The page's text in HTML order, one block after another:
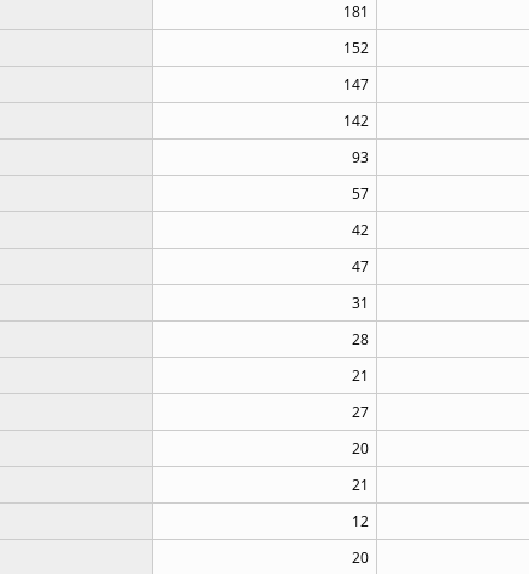
181
152
147
142
93
57
42
47
31
28
21
27
20
21
12
20